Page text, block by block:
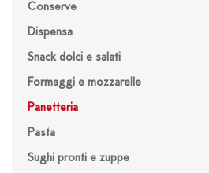
Conserve
Dispensa
Snack dolci e salati
Formaggi e mozzarelle
Panetteria
Pasta
Sughi pronti e zuppe